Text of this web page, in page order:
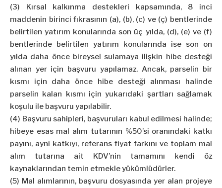
(3) Kırsal kalkınma destekleri kapsamında, 8 inci
maddenin birinci fıkrasının (a), (b), (c) ve (ç) bentlerinde
belirtilen yatırım konularında son üç yılda, (d), (e) ve (f)
bentlerinde belirtilen yatırım konularında ise son on
yılda daha önce bireysel sulamaya ilişkin hibe desteği
alınan yer için başvuru yapılamaz. Ancak, parselin bir
kısmı için daha önce hibe desteği alınması halinde
parselin kalan kısmı için yukarıdaki şartları sağlamak
koşulu ile başvuru yapılabilir.
(4) Başvuru sahipleri, başvuruları kabul edilmesi halinde;
hibeye esas mal alım tutarının %50’si oranındaki katkı
payını, ayni katkıyı, referans fiyat farkını ve toplam mal
alım tutarına ait KDV’nin tamamını kendi öz
kaynaklarından temin etmekle yükümlüdürler.
(5) Mal alımlarının, başvuru dosyasında yer alan projeye